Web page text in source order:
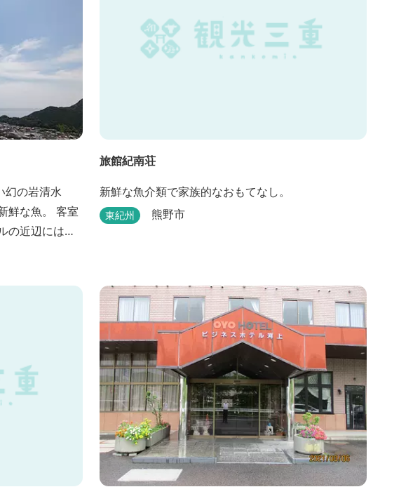
幻の岩清水
鮮な魚。 客室
の近辺には世
旅館紀南荘
新鮮な魚介類で家族的なおもてなし。
東紀州 熊野市